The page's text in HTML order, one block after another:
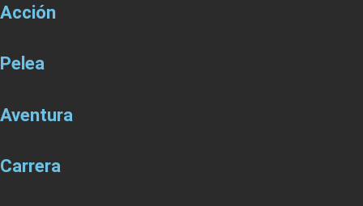
Acción
Pelea
Aventura
Carrera